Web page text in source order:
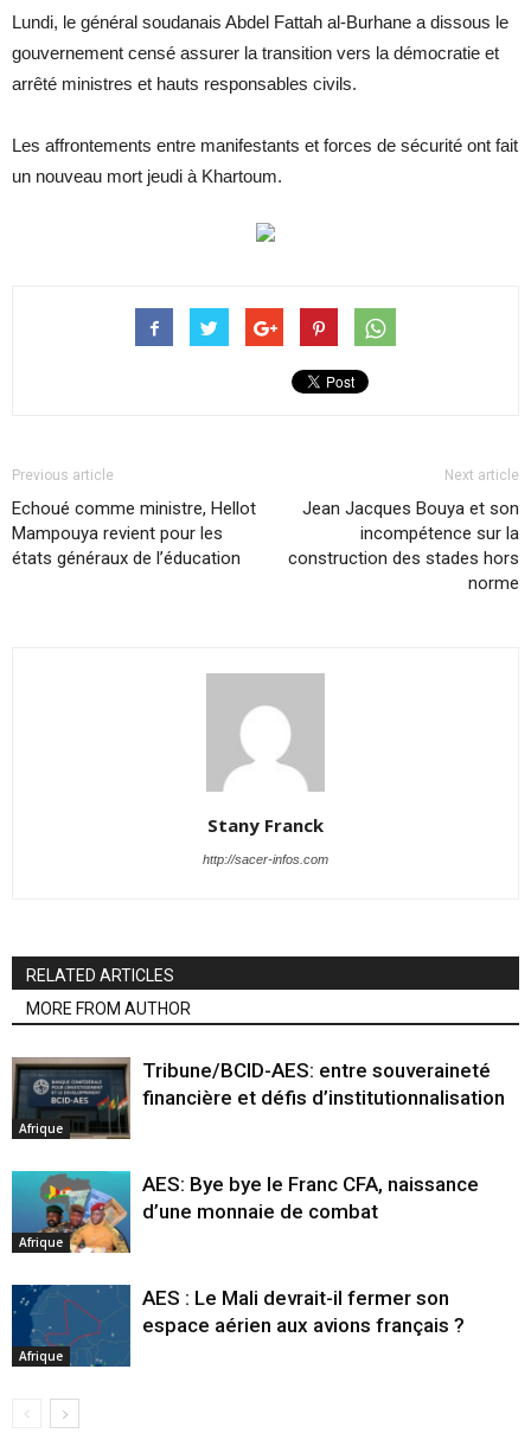
Lundi, le général soudanais Abdel Fattah al-Burhane a dissous le
gouvernement censé assurer la transition vers la démocratie et
arrêté ministres et hauts responsables civils.
Les affrontements entre manifestants et forces de sécurité ont fait
un nouveau mort jeudi à Khartoum.
Previous article
Echoué comme ministre, Hellot
Mampouya revient pour les
états généraux de l’éducation
Next article
Jean Jacques Bouya et son
incompétence sur la
construction des stades hors
norme
Stany Franck
http://sacer-infos.com
RELATED ARTICLES
MORE FROM AUTHOR
Afrique
Tribune/BCID-AES: entre souveraineté
financière et défis d’institutionnalisation
Afrique
AES: Bye bye le Franc CFA, naissance
d’une monnaie de combat
Afrique
AES : Le Mali devrait-il fermer son
espace aérien aux avions français ?